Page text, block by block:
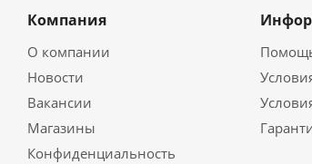
Компания
О компании
Новости
Вакансии
Магазины
Конфиденциальность